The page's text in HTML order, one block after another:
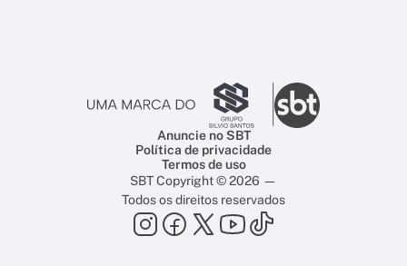
Anuncie no SBT
Política de privacidade
Termos de uso
SBT Copyright © 2026 —
Todos os direitos reservados